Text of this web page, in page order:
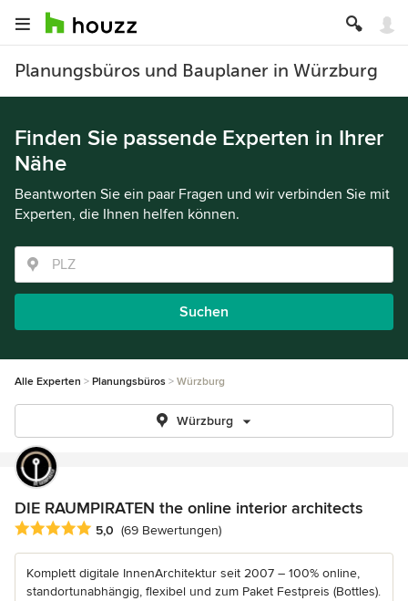
Planungsbüros und Bauplaner in Würzburg
Finden Sie passende Experten in Ihrer
Nähe
Beantworten Sie ein paar Fragen und wir verbinden Sie mit
Experten, die Ihnen helfen können.
Suchen
Alle Experten Planungsbüros Würzburg
Würzburg
DIE RAUMPIRATEN the online interior architects
Durchschnittliche Bewertung: 5 von 5 Sternen
5,0 (69 Bewertungen)
Komplett digitale InnenArchitektur seit 2007 – 100% online,
standortunabhängig, flexibel und zum Paket Festpreis (Bottles).